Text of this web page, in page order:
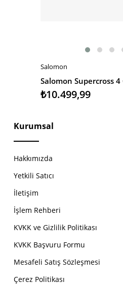
SEPETE EKLE
Salomon
₺10.499,99
Kurumsal
Hakkımızda
Yetkili Satıcı
İletişim
İşlem Rehberi
KVKK ve Gizlilik Politikası
KVKK Başvuru Formu
Mesafeli Satış Sözleşmesi
Çerez Politikası